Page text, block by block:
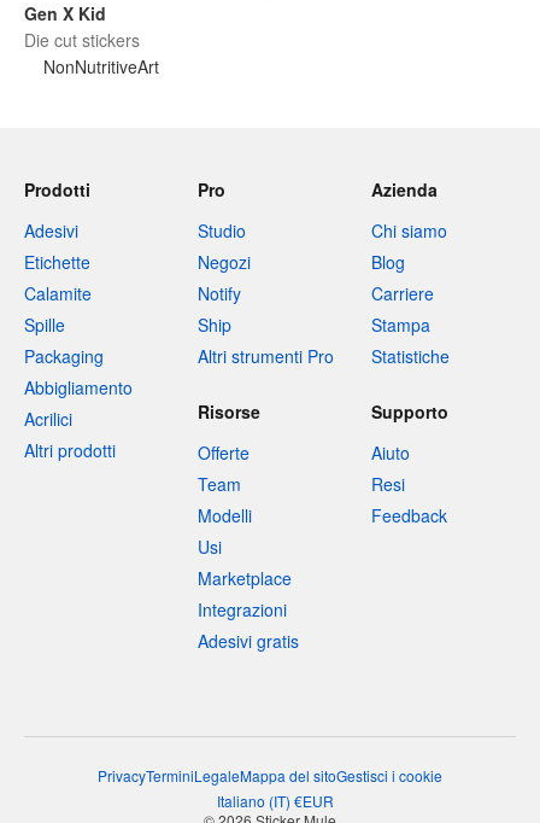
Gen X Kid
Die cut stickers
NonNutritiveArt
Prodotti
Adesivi
Etichette
Calamite
Spille
Packaging
Abbigliamento
Acrilici
Altri prodotti
Pro
Studio
Negozi
Notify
Ship
Altri strumenti Pro
Azienda
Chi siamo
Blog
Carriere
Stampa
Statistiche
Risorse
Offerte
Team
Modelli
Usi
Marketplace
Integrazioni
Adesivi gratis
Supporto
Aiuto
Resi
Feedback
PrivacyTerminiLegaleMappa del sitoGestisci i cookie
Italiano (IT) €EUR